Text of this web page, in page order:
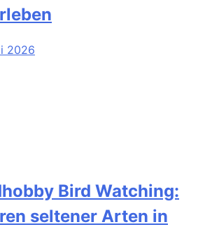
2026
Bird Watching:
seltener Arten in